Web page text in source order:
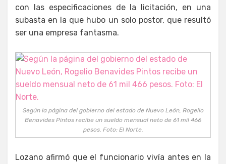
con las especificaciones de la licitación, en una
subasta en la que hubo un solo postor, que resultó
ser una empresa fantasma.
Según la página del gobierno del estado de Nuevo León, Rogelio
Benavides Pintos recibe un sueldo mensual neto de 61 mil 466
pesos. Foto: El Norte.
Lozano afirmó que el funcionario vivía antes en la